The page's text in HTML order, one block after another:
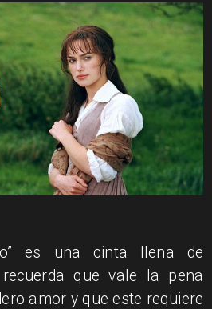
es una cinta llena de
que vale la pena
amor y que este requiere